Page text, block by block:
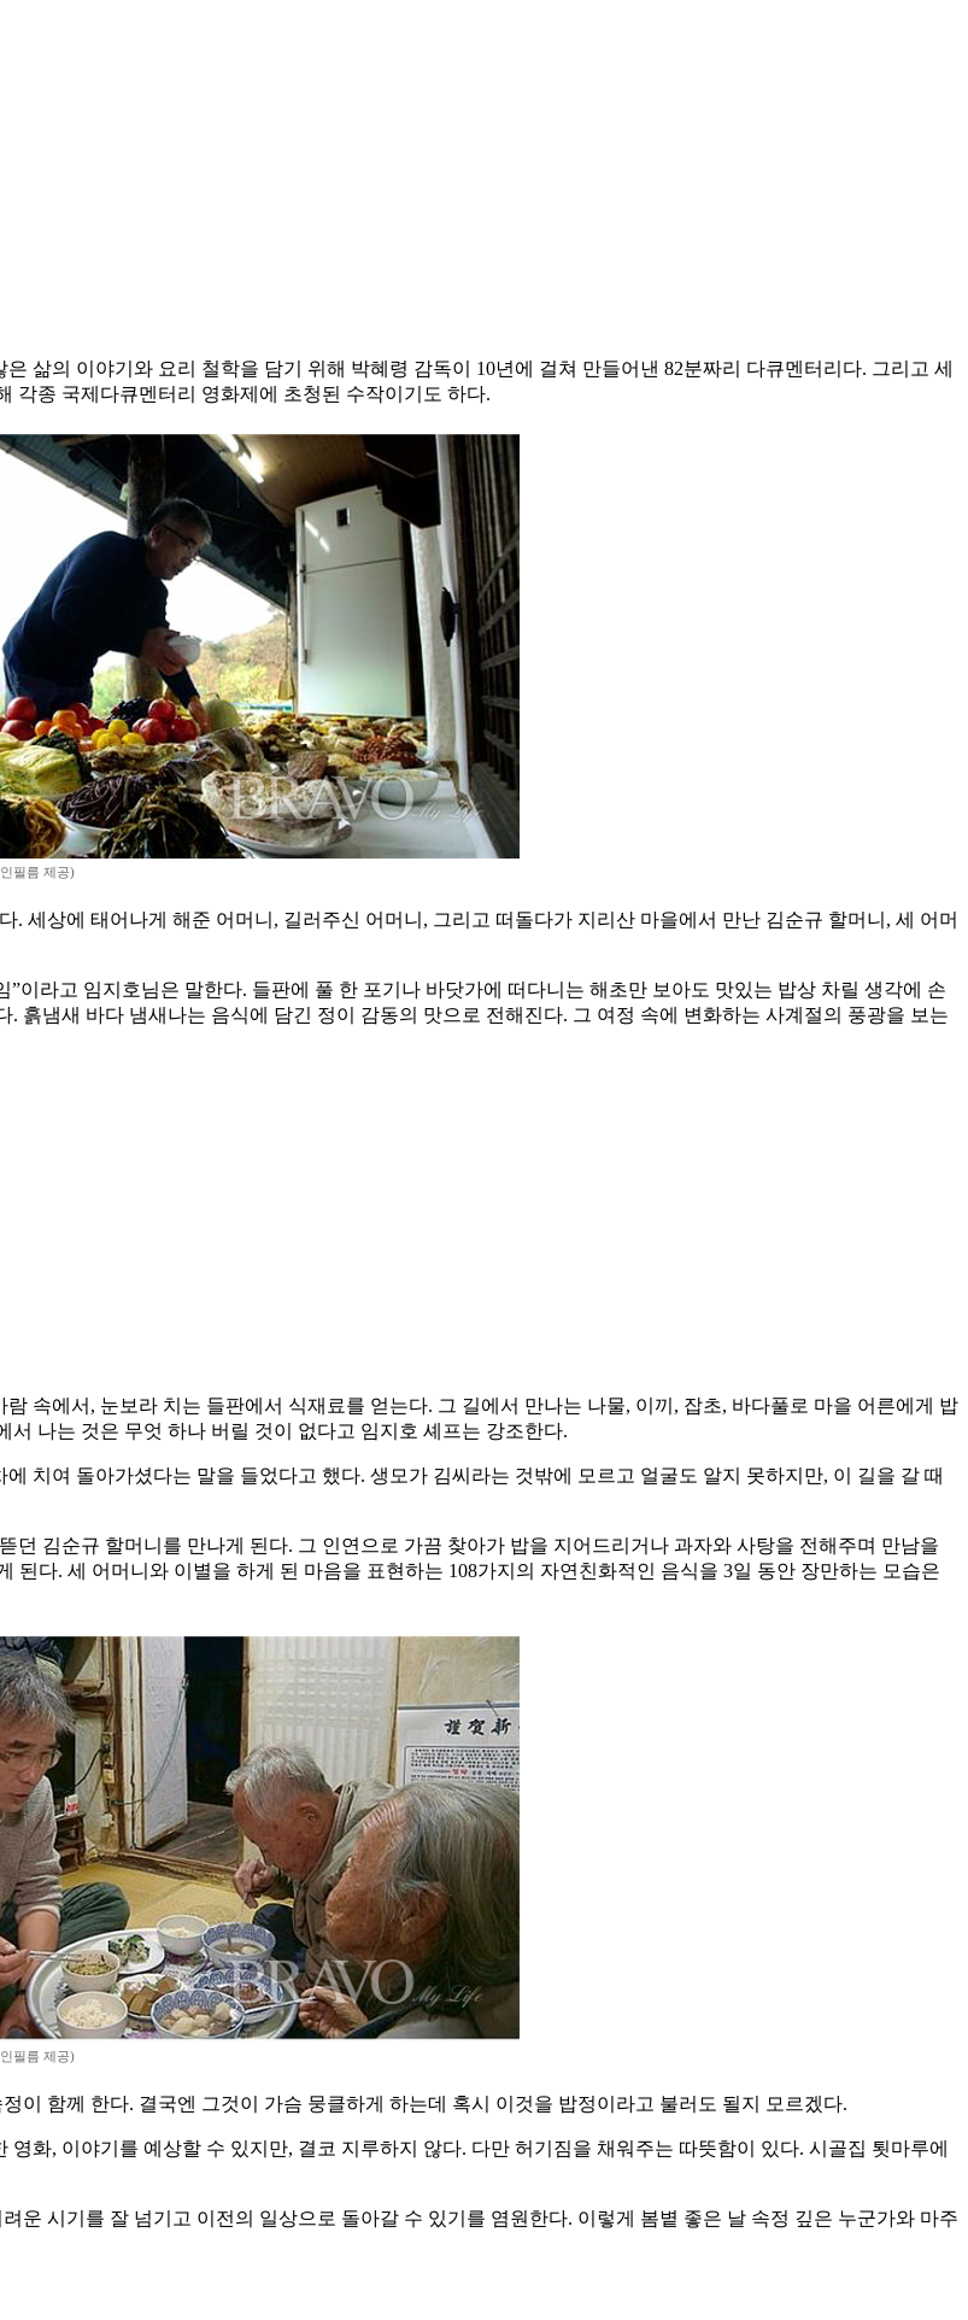
삶의 이야기와 요리 철학을 담기 위해 박혜령 감독이 10년에 걸쳐 만들어낸 82분짜리 다큐멘터리다. 그리고 세
각종 국제다큐멘터리 영화제에 초청된 수작이기도 하다.
필름 제공)
세상에 태어나게 해준 어머니, 길러주신 어머니, 그리고 떠돌다가 지리산 마을에서 만난 김순규 할머니, 세 어머
이라고 임지호님은 말한다. 들판에 풀 한 포기나 바닷가에 떠다니는 해초만 보아도 맛있는 밥상 차릴 생각에 손
흙냄새 바다 냄새나는 음식에 담긴 정이 감동의 맛으로 전해진다. 그 여정 속에 변화하는 사계절의 풍광을 보는
속에서, 눈보라 치는 들판에서 식재료를 얻는다. 그 길에서 만나는 나물, 이끼, 잡초, 바다풀로 마을 어른에게 밥
나는 것은 무엇 하나 버릴 것이 없다고 임지호 셰프는 강조한다.
치여 돌아가셨다는 말을 들었다고 했다. 생모가 김씨라는 것밖에 모르고 얼굴도 알지 못하지만, 이 길을 갈 때
던 김순규 할머니를 만나게 된다. 그 인연으로 가끔 찾아가 밥을 지어드리거나 과자와 사탕을 전해주며 만남을
다. 세 어머니와 이별을 하게 된 마음을 표현하는 108가지의 자연친화적인 음식을 3일 동안 장만하는 모습은
필름 제공)
이 함께 한다. 결국엔 그것이 가슴 뭉클하게 하는데 혹시 이것을 밥정이라고 불러도 될지 모르겠다.
화, 이야기를 예상할 수 있지만, 결코 지루하지 않다. 다만 허기짐을 채워주는 따뜻함이 있다. 시골집 툇마루에
운 시기를 잘 넘기고 이전의 일상으로 돌아갈 수 있기를 염원한다. 이렇게 봄볕 좋은 날 속정 깊은 누군가와 마주